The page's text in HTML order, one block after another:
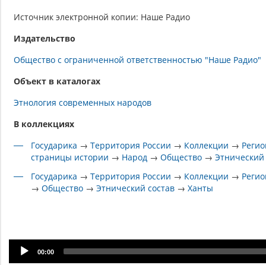
Источник электронной копии: Наше Радио
Издательство
Общество с ограниченной ответственностью "Наше Радио"
Объект в каталогах
Этнология современных народов
В коллекциях
Государика →Территория России → Коллекции →
страницы истории → Народ →Общество →Этнический
Государика →Территория России → Коллекции →
→Общество →Этнический состав →Ханты
Audio
Player
00:00